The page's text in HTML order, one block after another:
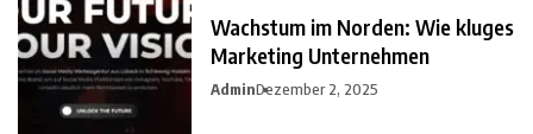
Wachstum im Norden: Wie kluges
Marketing Unternehmen
AdminDezember 2, 2025